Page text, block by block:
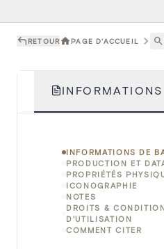
RETOUR PAGE D'ACCUEIL
INFORMATIONS
INFORMATIONS DE
PRODUCTION ET
PROPRIÉTÉS
ICONOGRAPHIE
NOTES
DROITS &
D'UTILISATION
COMMENT CITER